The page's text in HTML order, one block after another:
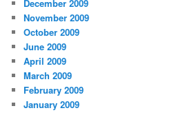
December 2009
November 2009
October 2009
June 2009
April 2009
March 2009
February 2009
January 2009